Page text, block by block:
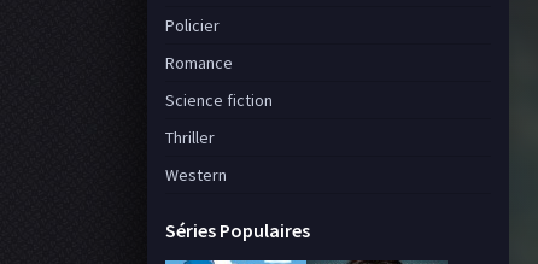
Policier
Romance
Science fiction
Thriller
Western
Séries Populaires